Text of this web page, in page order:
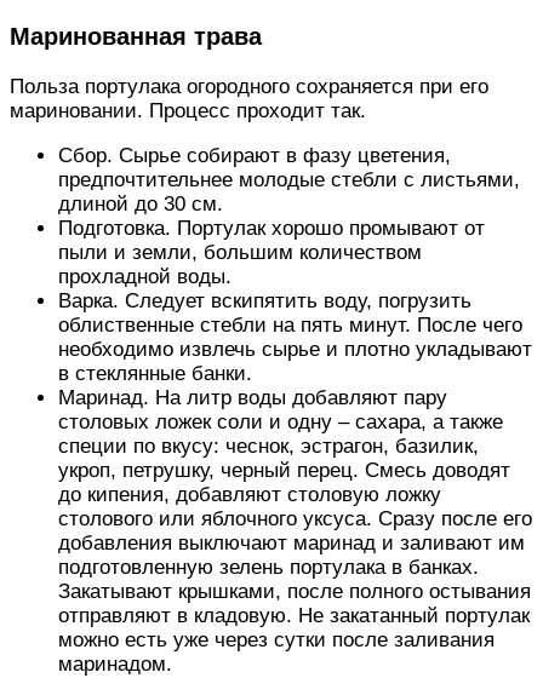
Маринованная трава
Польза портулака огородного сохраняется при его
мариновании. Процесс проходит так.
Сбор. Сырье собирают в фазу цветения,
предпочтительнее молодые стебли с листьями,
длиной до 30 см.
Подготовка. Портулак хорошо промывают от
пыли и земли, большим количеством
прохладной воды.
Варка. Следует вскипятить воду, погрузить
облиственные стебли на пять минут. После чего
необходимо извлечь сырье и плотно укладывают
в стеклянные банки.
Маринад. На литр воды добавляют пару
столовых ложек соли и одну – сахара, а также
специи по вкусу: чеснок, эстрагон, базилик,
укроп, петрушку, черный перец. Смесь доводят
до кипения, добавляют столовую ложку
столового или яблочного уксуса. Сразу после его
добавления выключают маринад и заливают им
подготовленную зелень портулака в банках.
Закатывают крышками, после полного остывания
отправляют в кладовую. Не закатанный портулак
можно есть уже через сутки после заливания
маринадом.